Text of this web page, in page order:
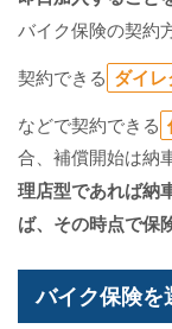
バイク保険の契約
契約できる ダイ
などで契約できる
合、補償開始は納
理店型であれば納
ば、その時点で保
バイク保険を